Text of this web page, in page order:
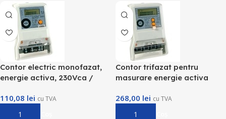
Contor electric monofazat,
energie activa, 230Vca /
110,08 lei cu TVA
Adaugă În Coș
Contor trifazat pentru
masurare energie activa
268,00 lei cu TVA
Adaugă În Coș